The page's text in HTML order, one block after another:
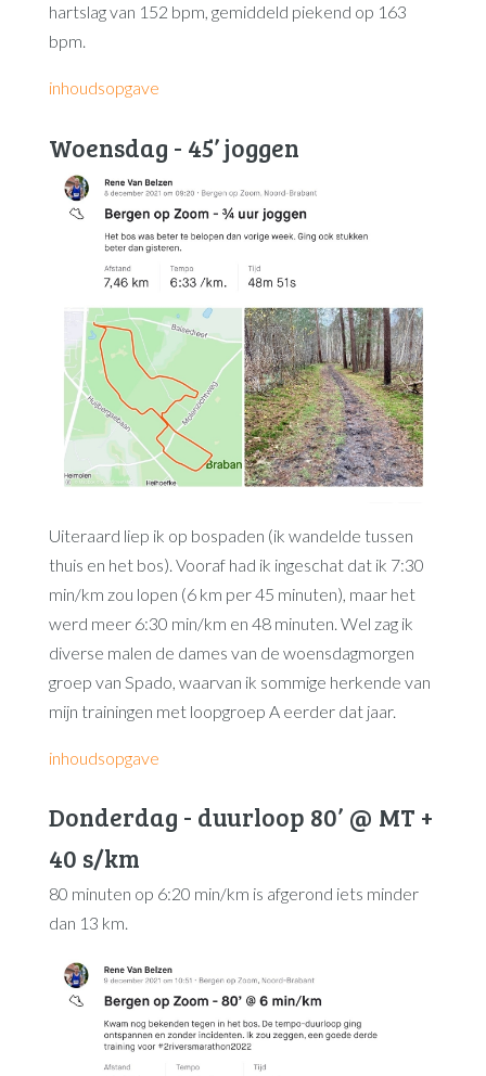
hartslag van 152 bpm, gemiddeld piekend op 163
bpm.
inhoudsopgave
Woensdag - 45’ joggen
Uiteraard liep ik op bospaden (ik wandelde tussen
thuis en het bos). Vooraf had ik ingeschat dat ik 7:30
min/km zou lopen (6 km per 45 minuten), maar het
werd meer 6:30 min/km en 48 minuten. Wel zag ik
diverse malen de dames van de woensdagmorgen
groep van Spado, waarvan ik sommige herkende van
mijn trainingen met loopgroep A eerder dat jaar.
inhoudsopgave
Donderdag - duurloop 80’ @ MT +
40 s/km
80 minuten op 6:20 min/km is afgerond iets minder
dan 13 km.